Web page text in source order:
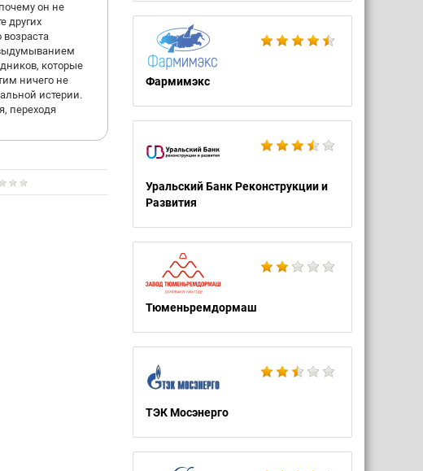
Фармимэкс
Уральский Банк Реконструкции и
Развития
Тюменьремдормаш
ТЭК Мосэнерго
он не
других
которые
ничего не
истерии.
переходя